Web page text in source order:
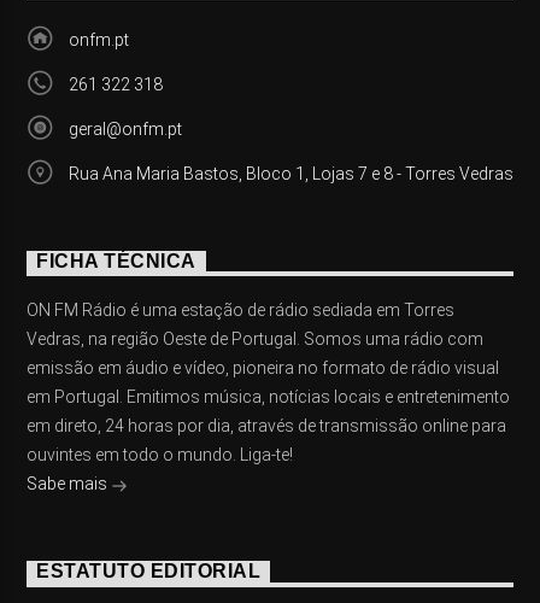
onfm.pt
261 322 318
geral@onfm.pt
Rua Ana Maria Bastos, Bloco 1, Lojas 7 e 8 - Torres Vedras
FICHA TÉCNICA
ON FM Rádio é uma estação de rádio sediada em Torres
Vedras, na região Oeste de Portugal. Somos uma rádio com
emissão em áudio e vídeo, pioneira no formato de rádio visual
em Portugal. Emitimos música, notícias locais e entretenimento
em direto, 24 horas por dia, através de transmissão online para
ouvintes em todo o mundo. Liga-te!
Sabe mais
ESTATUTO EDITORIAL